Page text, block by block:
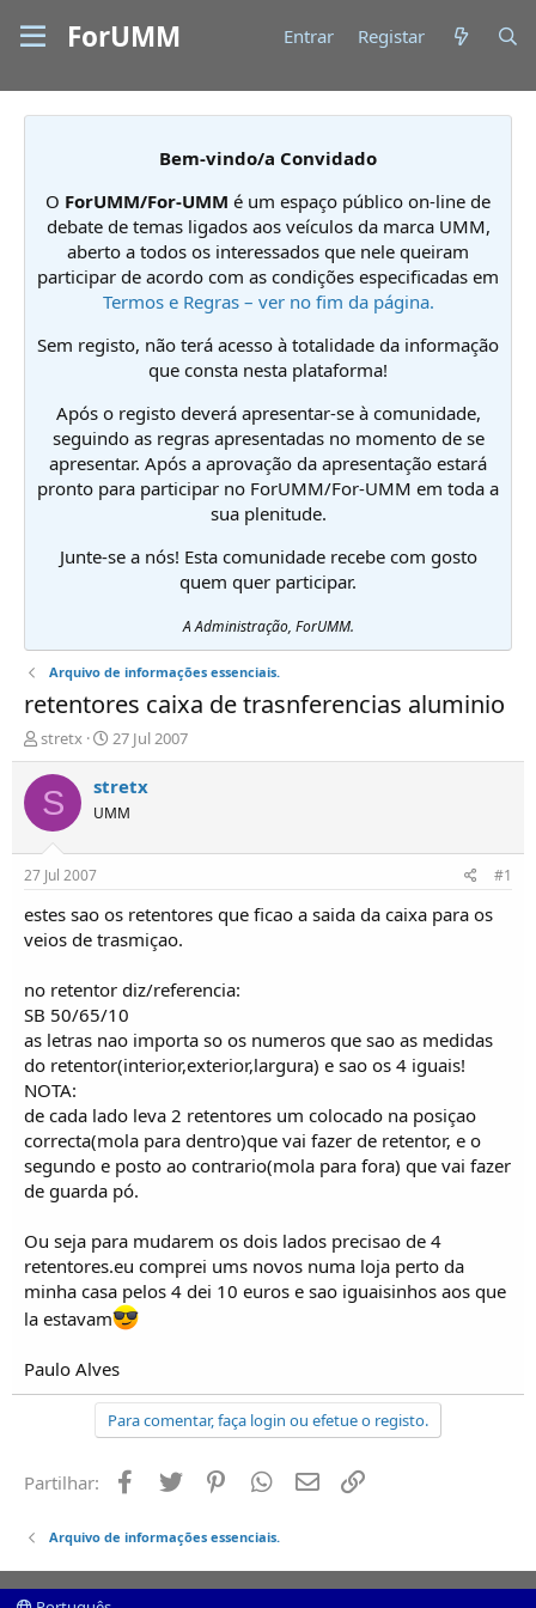
ForUMM Entrar Registar
Bem-vindo/a Convidado
O ForUMM/For-UMM é um espaço público on-line de
debate de temas ligados aos veículos da marca UMM,
aberto a todos os interessados que nele queiram
participar de acordo com as condições especificadas em
Termos e Regras – ver no fim da página.
Sem registo, não terá acesso à totalidade da informação
que consta nesta plataforma!
Após o registo deverá apresentar-se à comunidade,
seguindo as regras apresentadas no momento de se
apresentar. Após a aprovação da apresentação estará
pronto para participar no ForUMM/For-UMM em toda a
sua plenitude.
Junte-se a nós! Esta comunidade recebe com gosto
quem quer participar.
A Administração, ForUMM.
Arquivo de informações essenciais.
retentores caixa de trasnferencias aluminio
I
n
i
c
i
d
o
r
d
e
ó
p
i
c
o
s
stretx
D
a
t
d
í
i
27 Jul 2007
S stretx
UMM
27 Jul 2007 #1
estes sao os retentores que ficao a saida da caixa para os
veios de trasmiçao.
no retentor diz/referencia:
SB 50/65/10
as letras nao importa so os numeros que sao as medidas
do retentor(interior,exterior,largura) e sao os 4 iguais!
NOTA:
de cada lado leva 2 retentores um colocado na posiçao
correcta(mola para dentro)que vai fazer de retentor, e o
segundo e posto ao contrario(mola para fora) que vai fazer
de guarda pó.
Ou seja para mudarem os dois lados precisao de 4
retentores.eu comprei ums novos numa loja perto da
minha casa pelos 4 dei 10 euros e sao iguaisinhos aos que
la estavam
Paulo Alves
Para comentar, faça login ou efetue o registo.
Partilhar: Facebook
Twitter PinterestWhatsapp
Email
Arquivo de informações essenciais.